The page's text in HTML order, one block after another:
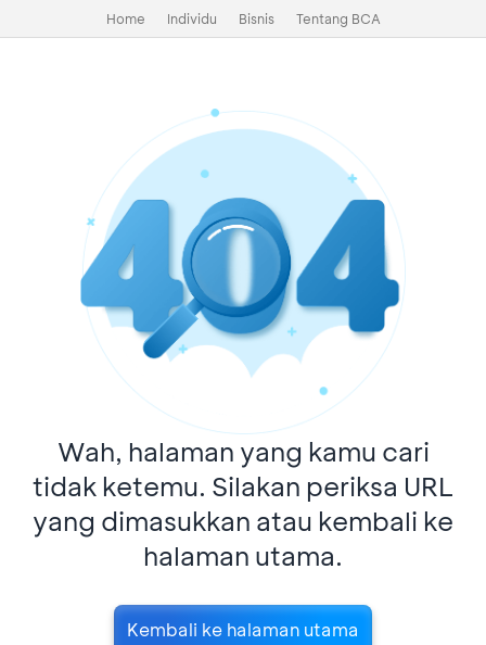
Home Individu Bisnis Tentang BCA
Wah, halaman yang kamu cari
tidak ketemu. Silakan periksa URL
yang dimasukkan atau kembali ke
halaman utama.
Kembali ke halaman utama